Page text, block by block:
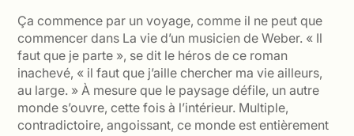
Ça commence par un voyage, comme il ne peut que
commencer dans La vie d’un musicien de Weber. « Il
faut que je parte », se dit le héros de ce roman
inachevé, « il faut que j’aille chercher ma vie ailleurs,
au large. » À mesure que le paysage défile, un autre
monde s’ouvre, cette fois à l’intérieur. Multiple,
contradictoire, angoissant, ce monde est entièrement